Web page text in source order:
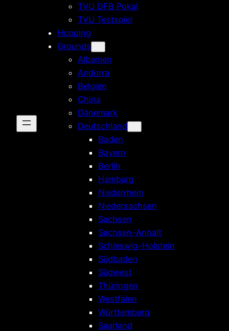
TVU DFB Pokal
TVU Testspiel
Hopping
Grounds
Albanien
Andorra
Belgien
China
Dänemark
Deutschland
Baden
Bayern
Berlin
Hamburg
Niederrhein
Niedersachsen
Sachsen
Sachsen-Anhalt
Schleswig-Holstein
Südbaden
Südwest
Thüringen
Westfalen
Württemberg
Saarland